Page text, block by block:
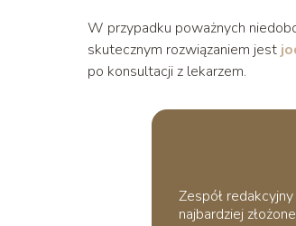
W przypadku poważnych
skutecznym rozwiązaniem jest
po konsultacji z lekarzem.
Zespół
najbardziej